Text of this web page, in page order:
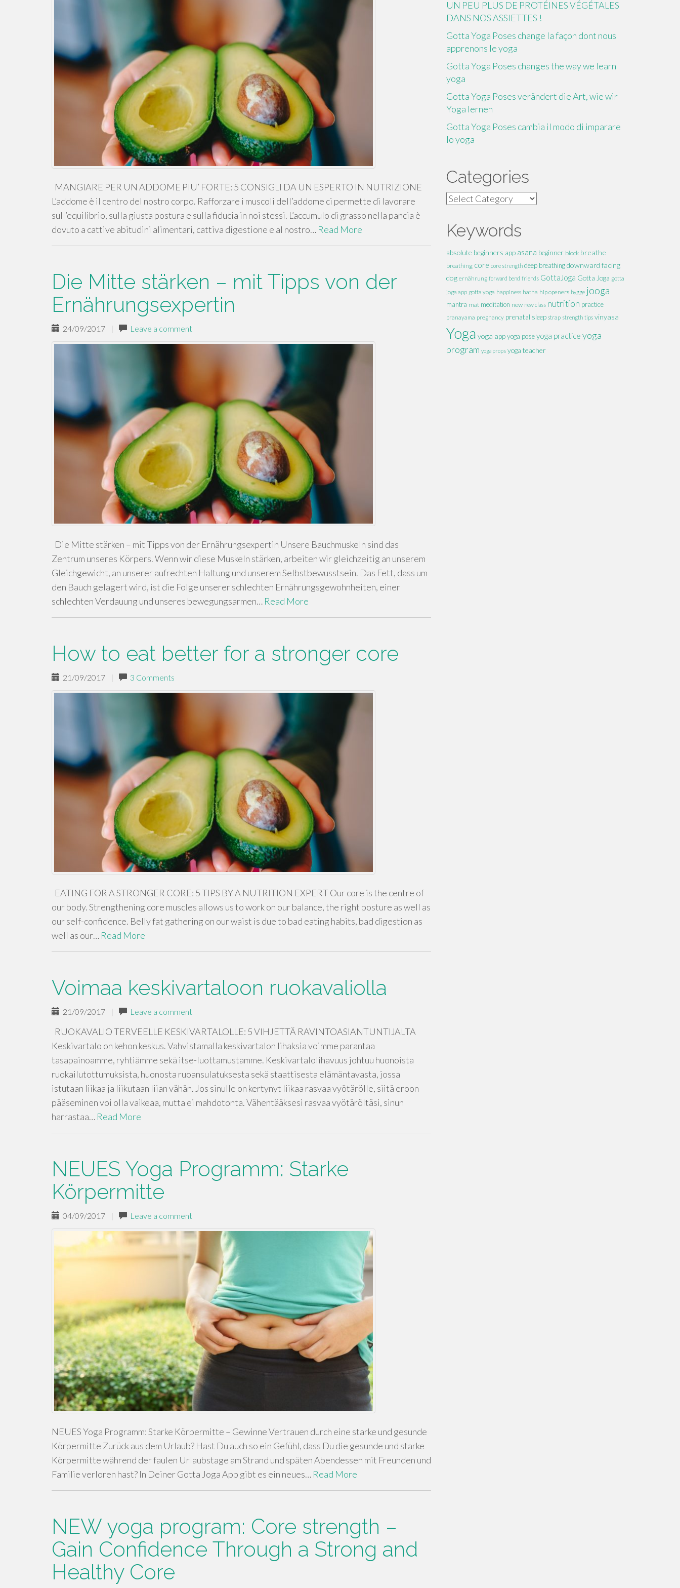
MANGIARE PER UN ADDOME PIU’ FORTE: 5 CONSIGLI DA UN ESPERTO IN NUTRIZIONE
L’addome è il centro del nostro corpo. Rafforzare i muscoli dell’addome ci permette di lavorare
sull’equilibrio, sulla giusta postura e sulla fiducia in noi stessi. L’accumulo di grasso nella pancia è
dovuto a cattive abitudini alimentari, cattiva digestione e al nostro… Read More
Die Mitte stärken – mit Tipps von der
Ernährungsexpertin
24/09/2017 | Leave a comment
Die Mitte stärken – mit Tipps von der Ernährungsexpertin Unsere Bauchmuskeln sind das
Zentrum unseres Körpers. Wenn wir diese Muskeln stärken, arbeiten wir gleichzeitig an unserem
Gleichgewicht, an unserer aufrechten Haltung und unserem Selbstbewusstsein. Das Fett, dass um
den Bauch gelagert wird, ist die Folge unserer schlechten Ernährungsgewohnheiten, einer
schlechten Verdauung und unseres bewegungsarmen… Read More
How to eat better for a stronger core
21/09/2017 | 3 Comments
EATING FOR A STRONGER CORE: 5 TIPS BY A NUTRITION EXPERT Our core is the centre of
our body. Strengthening core muscles allows us to work on our balance, the right posture as well as
our self-confidence. Belly fat gathering on our waist is due to bad eating habits, bad digestion as
well as our… Read More
Voimaa keskivartaloon ruokavaliolla
21/09/2017 | Leave a comment
RUOKAVALIO TERVEELLE KESKIVARTALOLLE: 5 VIHJETTÄ RAVINTOASIANTUNTIJALTA
Keskivartalo on kehon keskus. Vahvistamalla keskivartalon lihaksia voimme parantaa
tasapainoamme, ryhtiämme sekä itse-luottamustamme. Keskivartalolihavuus johtuu huonoista
ruokailutottumuksista, huonosta ruoansulatuksesta sekä staattisesta elämäntavasta, jossa
istutaan liikaa ja liikutaan liian vähän. Jos sinulle on kertynyt liikaa rasvaa vyötärölle, siitä eroon
pääseminen voi olla vaikeaa, mutta ei mahdotonta. Vähentääksesi rasvaa vyötäröltäsi, sinun
harrastaa… Read More
NEUES Yoga Programm: Starke
Körpermitte
04/09/2017 | Leave a comment
NEUES Yoga Programm: Starke Körpermitte – Gewinne Vertrauen durch eine starke und gesunde
Körpermitte Zurück aus dem Urlaub? Hast Du auch so ein Gefühl, dass Du die gesunde und starke
Körpermitte während der faulen Urlaubstage am Strand und späten Abendessen mit Freunden und
Familie verloren hast? In Deiner Gotta Joga App gibt es ein neues… Read More
NEW yoga program: Core strength –
Gain Confidence Through a Strong and
Healthy Core
UN PEU PLUS DE PROTÉINES VÉGÉTALES
DANS NOS ASSIETTES !
Gotta Yoga Poses change la façon dont nous
apprenons le yoga
Gotta Yoga Poses changes the way we learn
yoga
Gotta Yoga Poses verändert die Art, wie wir
Yoga lernen
Gotta Yoga Poses cambia il modo di imparare
lo yoga
Categories
Categories
Keywords
absolute beginners app asana beginner block breathe
breathing core core strength deep breathingdownward facing
dog ernährung forward bend friends GottaJoga Gotta Joga gotta
joga app gotta yoga happiness hatha hip openers hygge jooga
mantra mat meditation new new class nutrition practice
pranayama pregnancy prenatal sleep strap strength tips vinyasa
Yoga yoga appyoga poseyoga practice yoga
program yoga props yoga teacher